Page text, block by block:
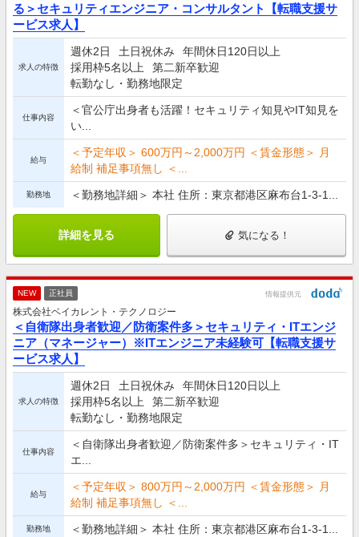
る＞セキュリティエンジニア・コンサルタント【転職支援サ
ービス求人】
求人の特徴
週休2日 土日祝休み
年間休日120日以上
採用枠5名以上
第二新卒歓迎
転勤なし・勤務地限定
仕事内容
＜官公庁出身者も活躍！セキュリティ知見やIT知見を
い...
給与
＜予定年収＞ 600万円～2,000万円 ＜賃金形態＞ 月
給制 補足事項無し ＜...
勤務地 ＜勤務地詳細＞ 本社 住所：東京都港区麻布台1-3-1...
詳細を見る 気になる！
NEW 正社員 情報提供元
株式会社ベイカレント・テクノロジー
＜自衛隊出身者歓迎／防衛案件多＞セキュリティ・ITエンジ
ニア（マネージャー）※ITエンジニア未経験可【転職支援サ
ービス求人】
求人の特徴
週休2日 土日祝休み
年間休日120日以上
採用枠5名以上
第二新卒歓迎
転勤なし・勤務地限定
仕事内容
＜自衛隊出身者歓迎／防衛案件多＞セキュリティ・IT
エ...
給与
＜予定年収＞ 800万円～2,000万円 ＜賃金形態＞ 月
給制 補足事項無し ＜...
勤務地 ＜勤務地詳細＞ 本社 住所：東京都港区麻布台1-3-1...